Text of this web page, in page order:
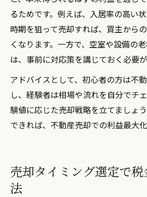
るためです。例えば、入居率の高い
時期を狙って売却すれば、買主から
くなります。一方で、空室や設備の
は、事前に対応策を講じておく必要が
アドバイスとして、初心者の方は不
し、経験者は相場や流れを自分でチ
験値に応じた売却戦略を立てましょ
できれば、不動産売却での利益最大
売却タイミング選定で
法